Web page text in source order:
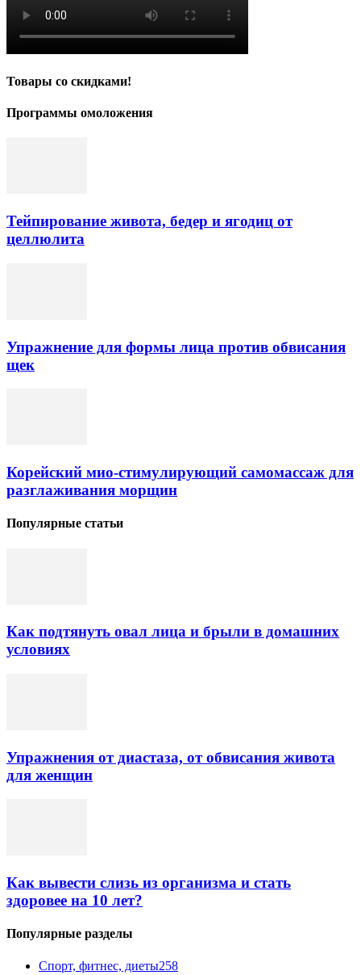
Товары со скидками!
Программы омоложения
Тейпирование живота, бедер и ягодиц от
целлюлита
Упражнение для формы лица против обвисания
щек
Корейский мио-стимулирующий самомассаж для
разглаживания морщин
Популярные статьи
Как подтянуть овал лица и брыли в домашних
условиях
Упражнения от диастаза, от обвисания живота
для женщин
Как вывести слизь из организма и стать
здоровее на 10 лет?
Популярные разделы
Спорт, фитнес, диеты258